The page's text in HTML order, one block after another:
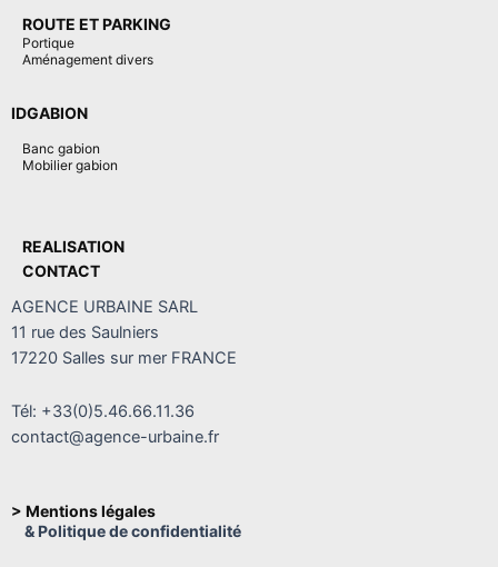
ROUTE ET PARKING
Portique
Aménagement divers
IDGABION
Banc gabion
Mobilier gabion
REALISATION
CONTACT
AGENCE URBAINE SARL
11 rue des Saulniers
17220 Salles sur mer FRANCE
Tél: +33(0)5.46.66.11.36
contact@agence-urbaine.fr
> Mentions légales
& Politique de confidentialité